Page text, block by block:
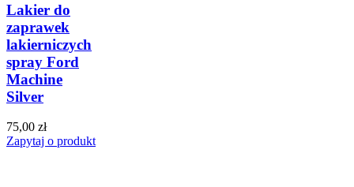
Lakier do
zaprawek
lakierniczych
spray Ford
Machine
Silver
75,00 zł
Zapytaj o produkt